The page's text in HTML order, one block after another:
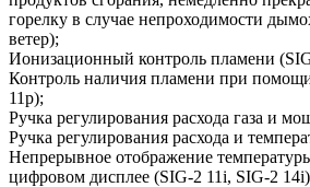
горелку в случае непроходимости
ветер);
Ионизационный контроль пламени
Контроль наличия пламени при
11p);
Ручка регулирования расхода газа и
Ручка регулирования расхода и
Непрерывное отображение
цифровом дисплее (SIG-2 11i, SIG-2